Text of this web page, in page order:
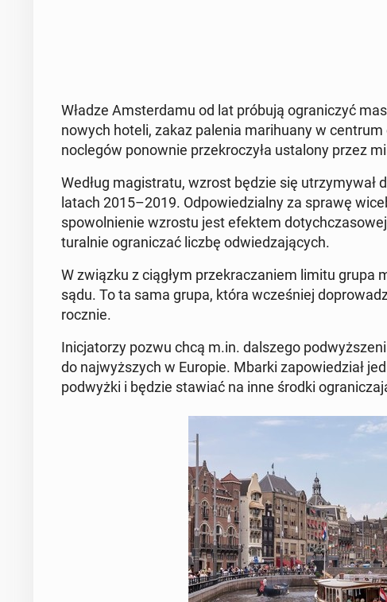
Władze Am­ster­da­mu od lat próbują ogra­ni­czyć
nowych hoteli, zakaz palenia ma­ri­hu­any w
noc­le­gów po­now­nie prze­kro­czy­ła usta­lo­ny przez
Według ma­gi­stra­tu, wzrost będzie się utrzy­my­wał
latach 2015–2019. Od­po­wie­dzial­ny za sprawę
spo­wol­nie­nie wzrostu jest efektem
tu­ral­nie ogra­ni­czać liczbę od­wie­dza­ją­cych.
W związku z ciągłym prze­kra­cza­niem limitu grupa
sądu. To ta sama grupa, która wcze­śniej
rocznie.
Ini­cja­to­rzy pozwu chcą m.in. dal­sze­go
do naj­wyż­szych w Europie. Mbarki za­po­wie­dział
pod­wyż­ki i będzie stawiać na inne środki